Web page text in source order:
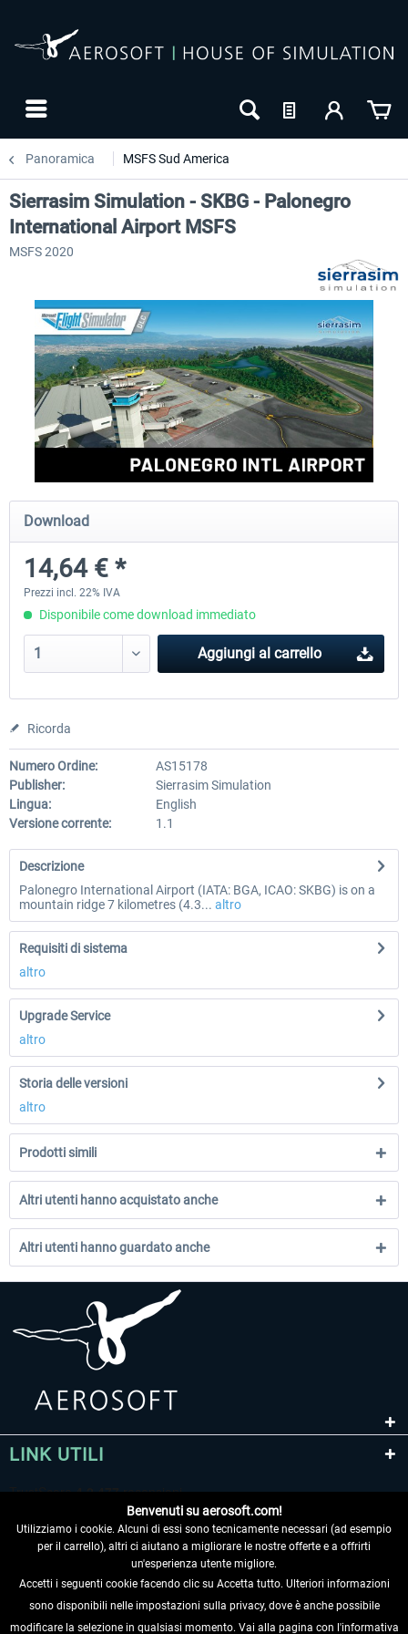
Panoramica MSFS Sud America
FSDG - Cusco MSFS
Sierrasim Simulation - SKMD
Herrera...
Sierrasim Simulation - SKBG - Palonegro
International Airport MSFS
MSFS 2020
Download
14,64 € *
Prezzi incl. 22% IVA
Disponibile come download immediato
Aggiungi al carrello
Ricorda
Numero Ordine:
AS15178
Publisher:
Sierrasim Simulation
Lingua:
English
Versione corrente:
1.1
Descrizione
Palonegro International Airport (IATA: BGA, ICAO: SKBG) is on a
mountain ridge 7 kilometres (4.3... altro
Requisiti di sistema
altro
Upgrade Service
altro
Storia delle versioni
altro
Prodotti simili
Altri utenti hanno acquistato anche
Altri utenti hanno guardato anche
LINK UTILI
RECEDERE DAL CONTRATTO
Benvenuti su aerosoft.com!
Utilizziamo i cookie. Alcuni di essi sono tecnicamente necessari (ad esempio
per il carrello), altri ci aiutano a migliorare le nostre offerte e a offrirti
un'esperienza utente migliore.
Accetti i seguenti cookie facendo clic su Accetta tutto. Ulteriori informazioni
sono disponibili nelle impostazioni sulla privacy, dove è anche possibile
modificare la selezione in qualsiasi momento. Vai alla pagina con l'informativa